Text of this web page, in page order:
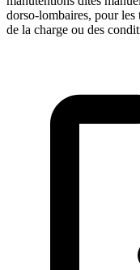
dorso-lombaires, pour les
de la charge ou des